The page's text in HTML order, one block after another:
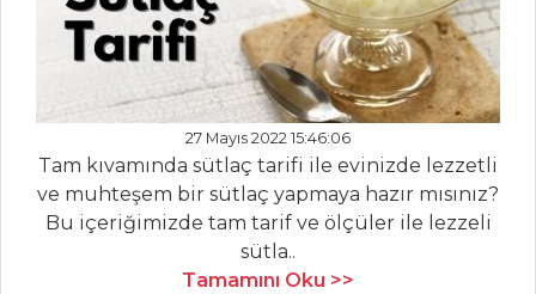
Tavuk Etli Makarna
DİVRİĞİ PİLAVI
Pilav ve Makarna
Tüm Tarifleri
ÇORBALAR
Sumaklı Ve Narlı
27 Mayıs 2022 15:46:06
Tam kıvamında sütlaç tarifi ile evinizde lezzetli
ve muhteşem bir sütlaç yapmaya hazır mısınız?
Bu içeriğimizde tam tarif ve ölçüler ile lezzeli
sütla..
Tamamını Oku >>